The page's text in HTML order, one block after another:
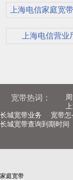
上海电信家庭宽
上海电信营业
宽带热词：
长城宽带业务
宽带
长城宽带查询到期时间
家庭宽带